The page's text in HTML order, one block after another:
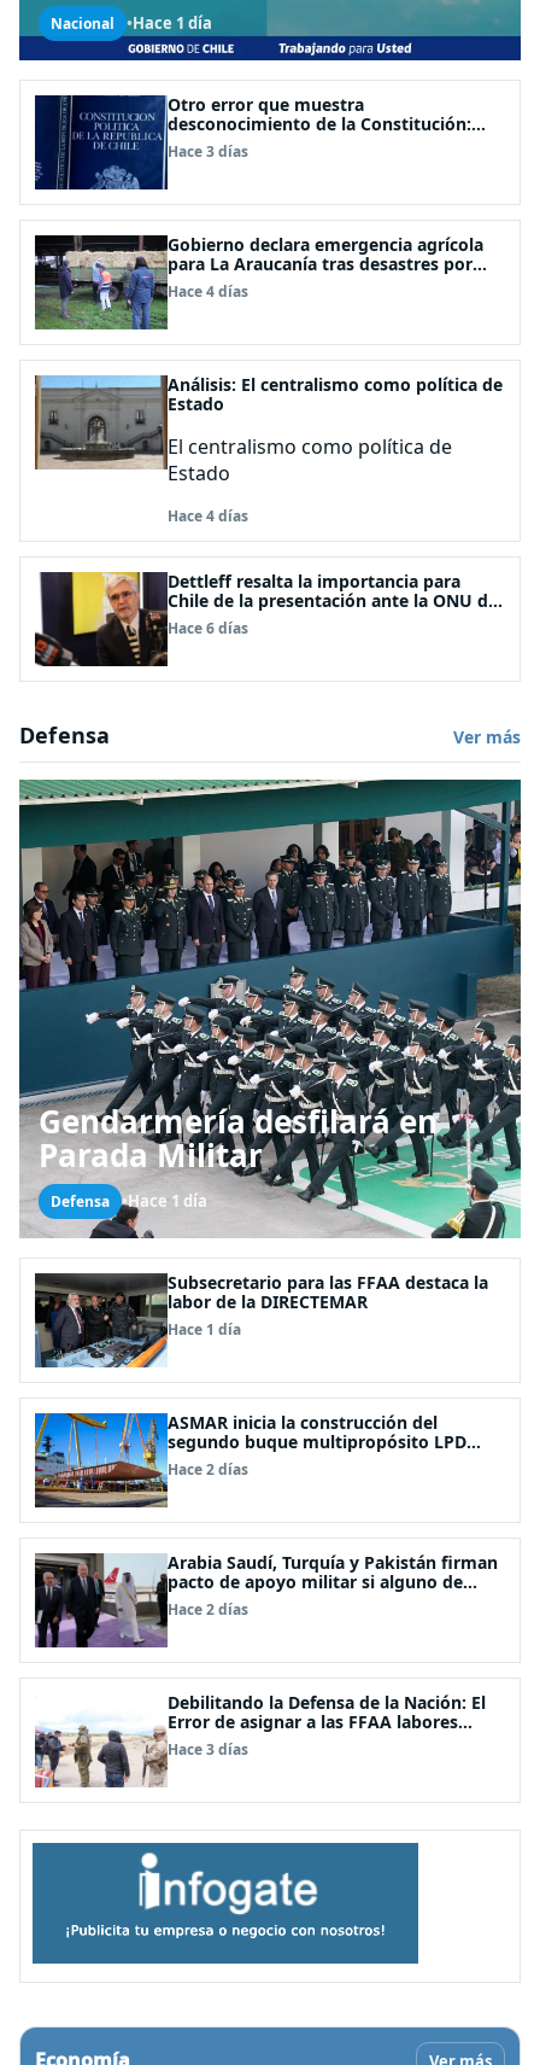
Nacional •Hace 1 día
Otro error que muestra
desconocimiento de la Constitución:
Artículo 1 consagra resguardar la
seguridad nacional y proteger a los
Hace 3 días
Gobierno declara emergencia agrícola
para La Araucanía tras desastres por
pasos de sistemas frontales
Hace 4 días
Análisis: El centralismo como política de
Estado
El centralismo como política de
Estado
Hace 4 días
Dettleff resalta la importancia para
Chile de la presentación ante la ONU de
la Plataforma Continental Extendida del
Archipiélago Juan Fernández
Hace 6 días
Defensa Ver más
Gendarmería desfilará en
Parada Militar
Defensa •Hace 1 día
Subsecretario para las FFAA destaca la
labor de la DIRECTEMAR
Hace 1 día
ASMAR inicia la construcción del
segundo buque multipropósito LPD
“Rapa Nui”
Hace 2 días
Arabia Saudí, Turquía y Pakistán firman
pacto de apoyo militar si alguno de
ellos es atacado
Hace 2 días
Debilitando la Defensa de la Nación: El
Error de asignar a las FFAA labores
policiales
Hace 3 días